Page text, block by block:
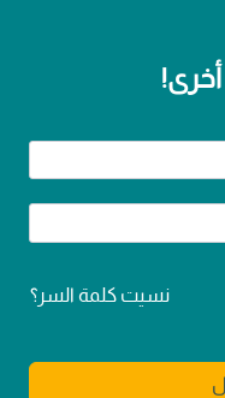
أخرى!
نسيت كلمة السر؟